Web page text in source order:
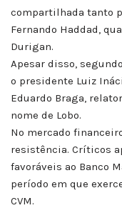
compartilhada tanto
Fernando Haddad,
Durigan.
Apesar disso,
o presidente Luiz
Eduardo Braga,
nome de Lobo.
No mercado
resistência. Críticos
favoráveis ao Banco
período em que
CVM.